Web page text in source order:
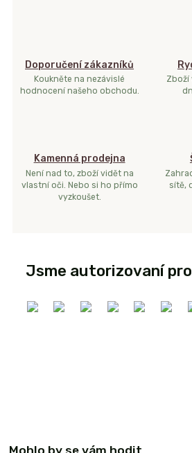
Doporučení zákazníků
Koukněte na nezávislé
hodnocení našeho obchodu.
Zboží
Kamenná prodejna
Není nad to, zboží vidět na
vlastní oči. Nebo si ho přímo
vyzkoušet.
sítě,
Jsme autorizovaní